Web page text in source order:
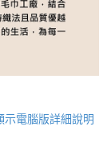
示電腦版詳細說明